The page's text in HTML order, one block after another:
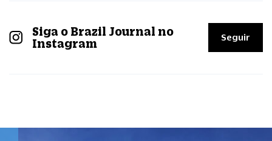
Siga o Brazil Journal no
Instagram
Seguir